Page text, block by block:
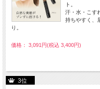
ト。
汗・水・こす
持ちやすく、
り。
価格： 3,091円(税込 3,400円)
3位